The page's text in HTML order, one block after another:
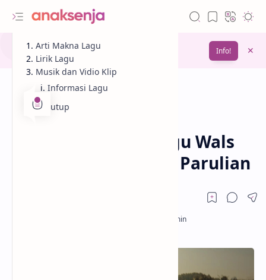
Gunakan fiturBookmark
bacaanmu di lain waktu
Info!
Lirik dan Makna Lagu Wals
Akhir Zaman – Rony Parulian
Arti Makna Lagu
Lirik Lagu
Musik dan Vidio Klip
Informasi Lagu
Penutup